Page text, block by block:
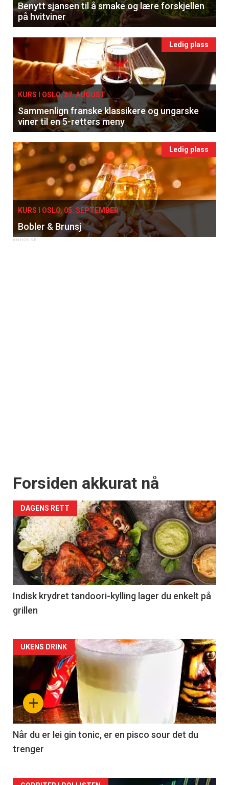
Benytt sjansen til å smake og lære forskjellen
på hvitviner
Ledig plass
KURS I OSLO, 27. AUGUST
Sammenlign franske klassikere og ungarske
viner til en 5-retters meny
Ledig plass
KURS I OSLO, 05. SEPTEMBER
Bobler & Brunsj
Forsiden akkurat nå
DAGENS RETT
Indisk krydret tandoori-kylling lager du enkelt på
grillen
Forsiden
akkurat
nå
-
2
+
UKENS DRINK
Når du er lei gin tonic, er en pisco sour det du
trenger